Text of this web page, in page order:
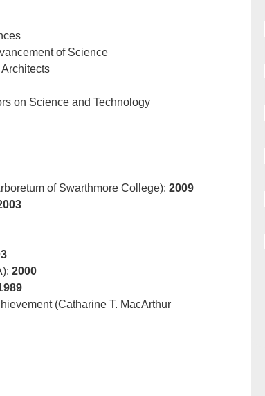
of Science
on Science and Technology
of Swarthmore College): 2009
2000
(Catharine T. MacArthur